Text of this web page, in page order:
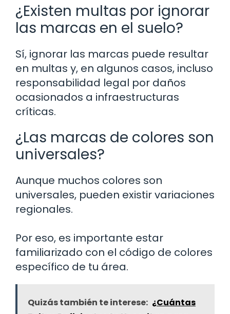
¿Existen multas por ignorar
las marcas en el suelo?
Sí, ignorar las marcas puede resultar
en multas y, en algunos casos, incluso
responsabilidad legal por daños
ocasionados a infraestructuras
críticas.
¿Las marcas de colores son
universales?
Aunque muchos colores son
universales, pueden existir variaciones
regionales.
Por eso, es importante estar
familiarizado con el código de colores
específico de tu área.
Quizás también te interese: ¿Cuántas